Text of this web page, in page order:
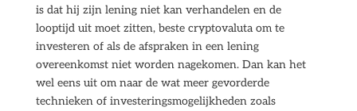
is dat hij zijn lening niet kan verhandelen en de
looptijd uit moet zitten, beste cryptovaluta om te
investeren of als de afspraken in een lening
overeenkomst niet worden nagekomen. Dan kan het
wel eens uit om naar de wat meer gevorderde
technieken of investeringsmogelijkheden zoals